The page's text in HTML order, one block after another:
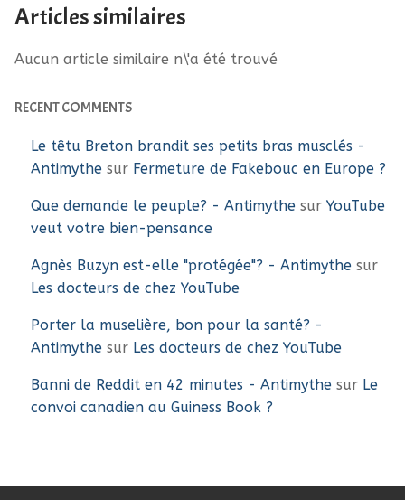
Articles similaires
Aucun article similaire n\'a été trouvé
RECENT COMMENTS
Le têtu Breton brandit ses petits bras musclés -
Antimythe sur Fermeture de Fakebouc en Europe ?
Que demande le peuple? - Antimythe sur YouTube
veut votre bien-pensance
Agnès Buzyn est-elle "protégée"? - Antimythe sur
Les docteurs de chez YouTube
Porter la muselière, bon pour la santé? -
Antimythe sur Les docteurs de chez YouTube
Banni de Reddit en 42 minutes - Antimythe sur Le
convoi canadien au Guiness Book ?